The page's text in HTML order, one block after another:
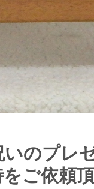
のプレ
ご依頼